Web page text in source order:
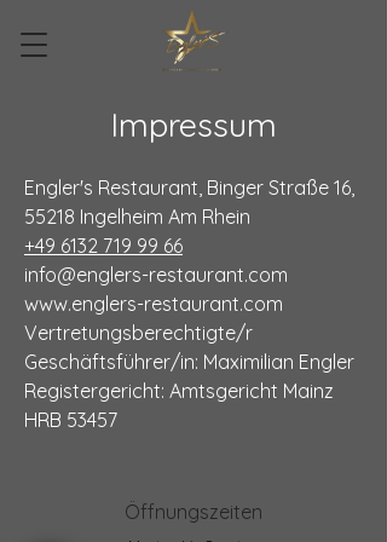
Impressum
Engler's Restaurant, Binger Straße 16,
55218 Ingelheim Am Rhein
+49 6132 719 99 66
info@englers-restaurant.com
www.englers-restaurant.com
Vertretungsberechtigte/r
Geschäftsführer/in: Maximilian Engler
Registergericht: Amtsgericht Mainz
HRB 53457
Öffnungszeiten